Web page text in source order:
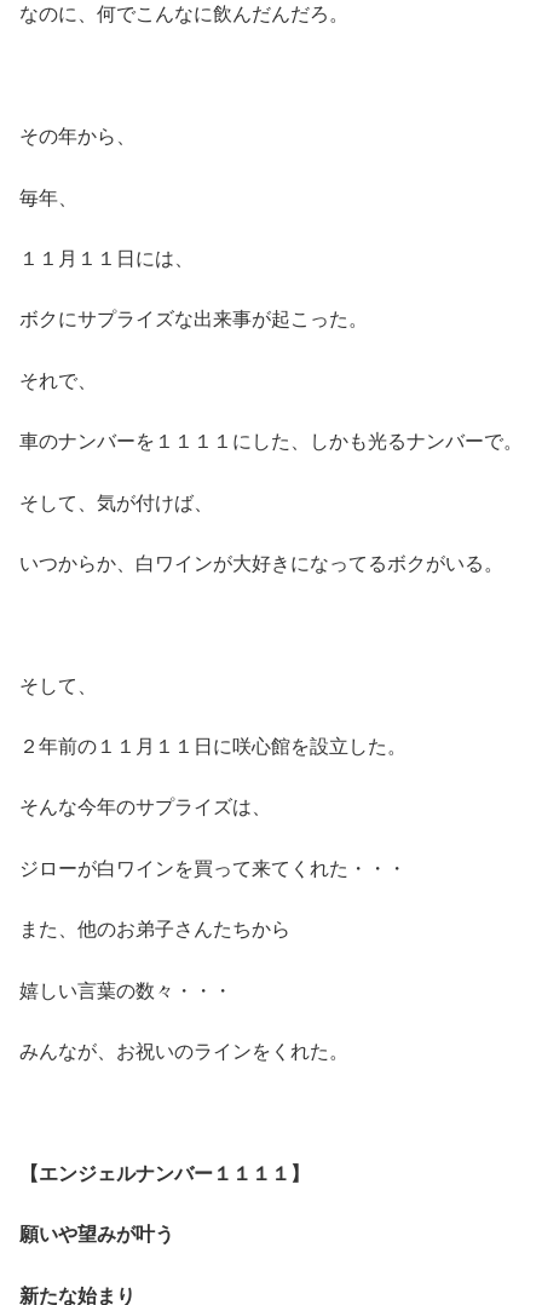
なのに、何でこんなに飲んだんだろ。
その年から、
毎年、
１１月１１日には、
ボクにサプライズな出来事が起こった。
それで、
車のナンバーを１１１１にした、しかも光るナンバーで。
そして、気が付けば、
いつからか、白ワインが大好きになってるボクがいる。
そして、
２年前の１１月１１日に咲心館を設立した。
そんな今年のサプライズは、
ジローが白ワインを買って来てくれた・・・
また、他のお弟子さんたちから
嬉しい言葉の数々・・・
みんなが、お祝いのラインをくれた。
【エンジェルナンバー１１１１】
願いや望みが叶う
新たな始まり